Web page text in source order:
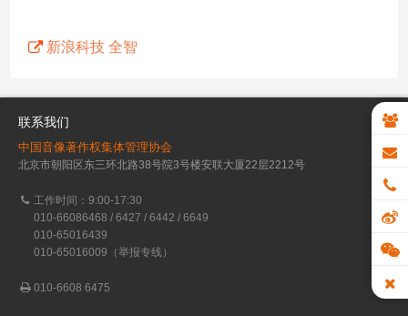
新浪科技 全智
联系我们
中国音像著作权集体管理协会
北京市朝阳区东三环北路38号院3号楼安联大厦22层2212号
工作时间：9:00-17:30
010-66086468 / 6427 / 6442 / 6649
010-65016439
010-65016009（举报专线）
010-6608 6475